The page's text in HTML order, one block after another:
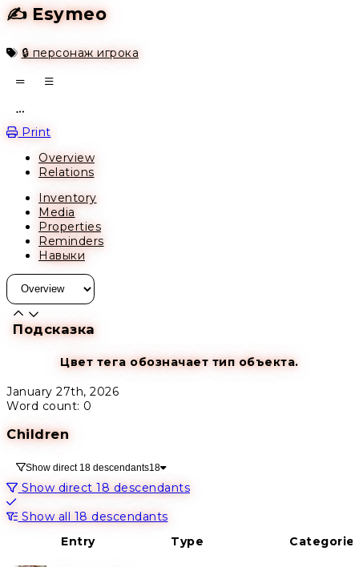
✍️ Esymeo
🔒 персонаж игрока
Print
Overview
Relations
Inventory
Media
Properties
Reminders
Навыки
Подсказка
Цвет тега обозначает тип объекта.
January 27th, 2026
Word count: 0
Children
Show direct 18 descendants18
Show direct 18 descendants
Show all 18 descendants
Entry
Type